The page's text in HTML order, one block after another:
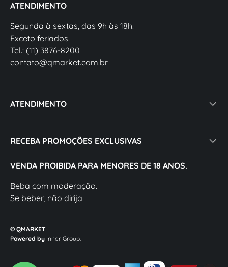
ATENDIMENTO
Segunda à sextas, das 9h às 18h.
Exceto feriados.
Tel.: (11) 3876-8200
contato@qmarket.com.br
ATENDIMENTO
RECEBA PROMOÇÕES EXCLUSIVAS
VENDA PROIBIDA PARA MENORES DE 18 ANOS.
Beba com moderação.
Se beber, não dirija
© QMARKET
Powered by Inner Group.